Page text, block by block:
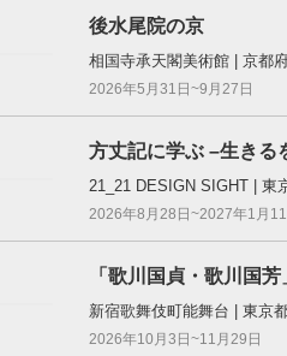
後水尾院の京
相国寺承天閣美術館 | 京都
2026年5月31日~9月27日
方丈記に学ぶ –生きる
21_21 DESIGN SIGHT | 東
2026年8月28日~2027年1月11
「歌川国貞・歌川国芳
新宿歌舞伎町能舞台 | 東京
2026年10月3日~11月29日